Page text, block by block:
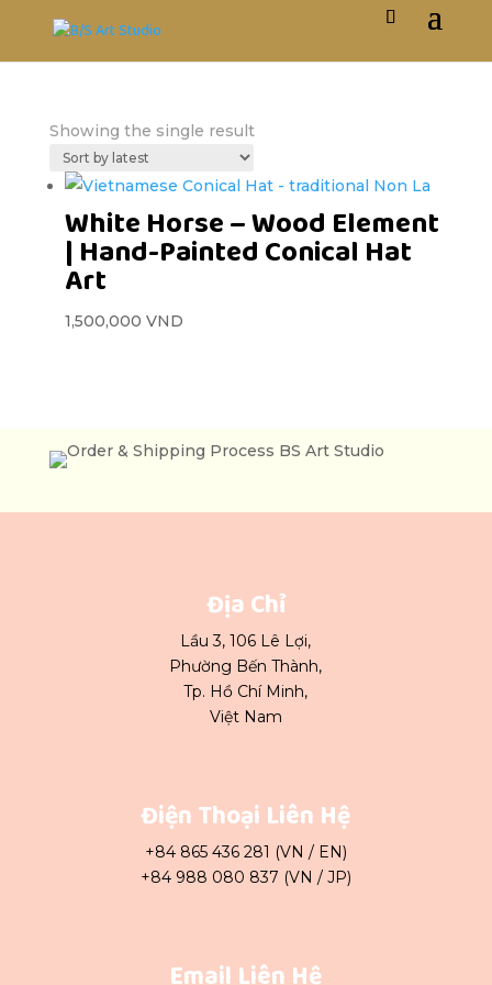
Showing the single result
White Horse – Wood Element
| Hand-Painted Conical Hat
Art
1,500,000 VND
Địa Chỉ
Lầu 3, 106 Lê Lợi,
Phường Bến Thành,
Tp. Hồ Chí Minh,
Việt Nam
Điện Thoại Liên Hệ
+84 865 436 281 (VN / EN)
+84 988 080 837 (VN / JP)
Email Liên Hệ